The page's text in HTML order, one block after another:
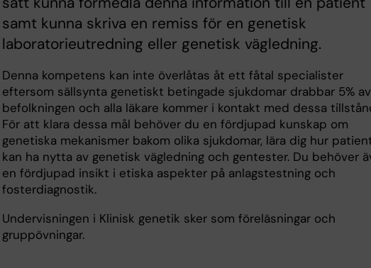
samt kunna skriva en remiss för en genetisk
laboratorieutredning eller genetisk vägledning.
Denna kompetens kan inte överlåtas åt ett fåtal specialister
eftersom sällsynta genetiskt betingade sjukdomar drabbar 5% av
befolkningen och alla läkare kommer i kontakt med dessa
För att klara dessa mål behöver du en fördjupad kunskap om
genetiska mekanismer bakom olika sjukdomar, lära dig hur
kan ha nytta av genetisk vägledning och gentester. Du behöver
en fördjupad insikt i etiska aspekter på anlagstestning och
fosterdiagnostik.
Undervisningen i Klinisk genetik sker som föreläsningar och
gruppövningar.